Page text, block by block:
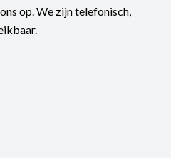
op. We zijn telefonisch,